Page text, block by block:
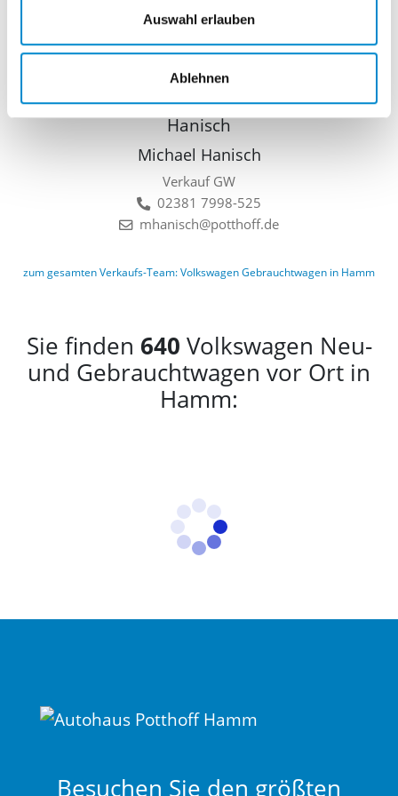
Auswahl erlauben
Ablehnen
Verkauf GW
llinkamp@potthoff.de
Michael Hanisch
Verkauf GW
02381 7998-525
mhanisch@potthoff.de
zum gesamten Verkaufs-Team: Volkswagen Gebrauchtwagen in Hamm
Sie finden 640 Volkswagen Neu-
und Gebrauchtwagen vor Ort in
Hamm:
Besuchen Sie den größten